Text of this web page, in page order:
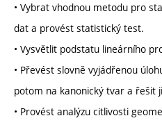
• Vybrat vhodnou metodu pro
dat a provést statistický test.
• Vysvětlit podstatu lineárního
• Převést slovně vyjádřenou
potom na kanonický tvar a řešit
• Provést analýzu citlivosti